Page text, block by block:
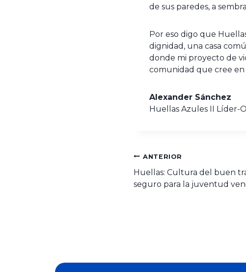
de sus paredes, a
Por eso digo que
dignidad, una casa
donde mi proyecto de
comunidad que cree en
Alexander Sánchez
Huellas Azules II Líder-
ANTERIOR
Huellas: Cultura del buen
seguro para la juventud